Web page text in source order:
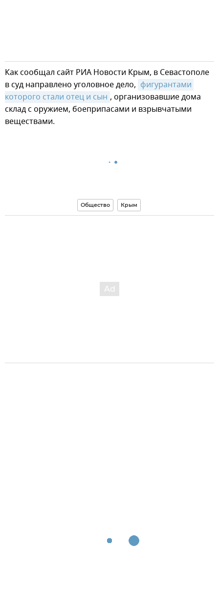
Как сообщал сайт РИА Новости Крым, в Севастополе
в суд направлено уголовное дело, фигурантами
которого стали отец и сын , организовавшие дома
склад с оружием, боеприпасами и взрывчатыми
веществами.
Общество Крым